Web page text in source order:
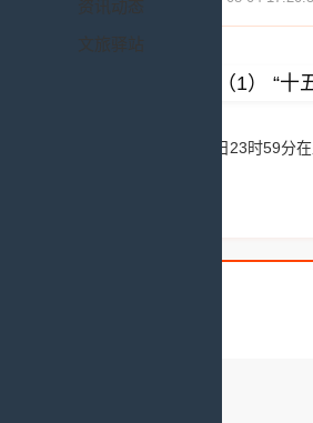
资讯动态
文旅驿站
这是8月3日23时59分在上